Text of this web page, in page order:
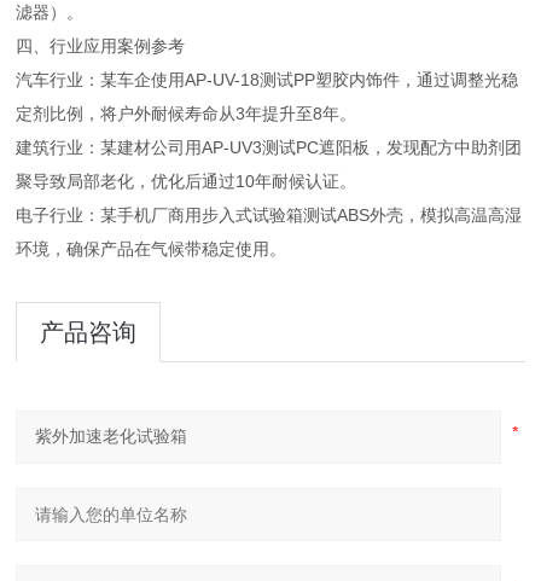
滤器）。
四、行业应用案例参考
汽车行业：某车企使用AP-UV-18测试PP塑胶内饰件，通过调整光稳
定剂比例，将户外耐候寿命从3年提升至8年。
建筑行业：某建材公司用AP-UV3测试PC遮阳板，发现配方中助剂团
聚导致局部老化，优化后通过10年耐候认证。
电子行业：某手机厂商用步入式试验箱测试ABS外壳，模拟高温高湿
环境，确保产品在气候带稳定使用。
产品咨询